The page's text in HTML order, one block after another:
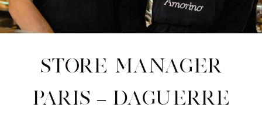
Store Manager
Paris – Daguerre